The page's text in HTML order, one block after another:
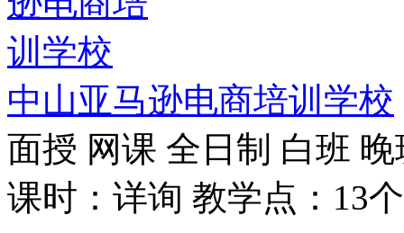
中山亚马逊电商培训学校
面授 网课 全日制 白班 晚
课时：详询 教学点：13个